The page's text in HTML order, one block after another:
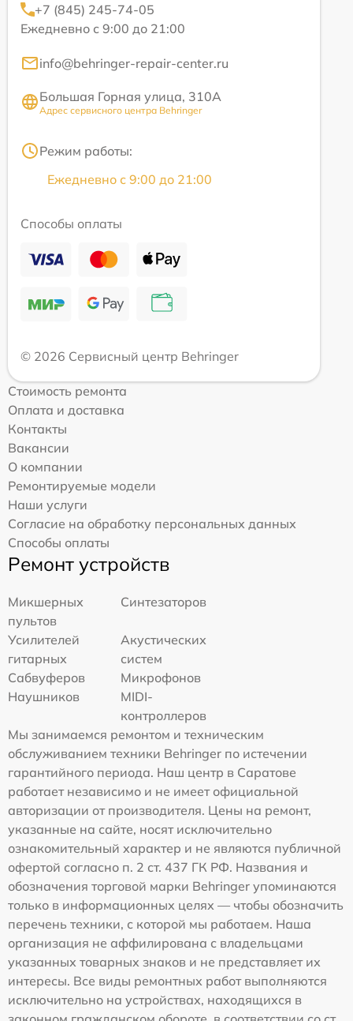
+7 (845) 245-74-05
Ежедневно с 9:00 до 21:00
info@behringer-repair-center.ru
Большая Горная улица, 310А
Адрес сервисного центра Behringer
Режим работы:
Ежедневно с 9:00 до 21:00
Способы оплаты
© 2026 Сервисный центр Behringer
Стоимость ремонта
Оплата и доставка
Контакты
Вакансии
О компании
Ремонтируемые модели
Наши услуги
Согласие на обработку персональных данных
Способы оплаты
Ремонт устройств
Микшерных
пультов
Синтезаторов
Усилителей
гитарных
Акустических
систем
Сабвуферов
Микрофонов
Наушников
MIDI-
контроллеров
Мы занимаемся ремонтом и техническим
обслуживанием техники Behringer по истечении
гарантийного периода. Наш центр в Саратове
работает независимо и не имеет официальной
авторизации от производителя. Цены на ремонт,
указанные на сайте, носят исключительно
ознакомительный характер и не являются публичной
офертой согласно п. 2 ст. 437 ГК РФ. Названия и
обозначения торговой марки Behringer упоминаются
только в информационных целях — чтобы обозначить
перечень техники, с которой мы работаем. Наша
организация не аффилирована с владельцами
указанных товарных знаков и не представляет их
интересы. Все виды ремонтных работ выполняются
исключительно на устройствах, находящихся в